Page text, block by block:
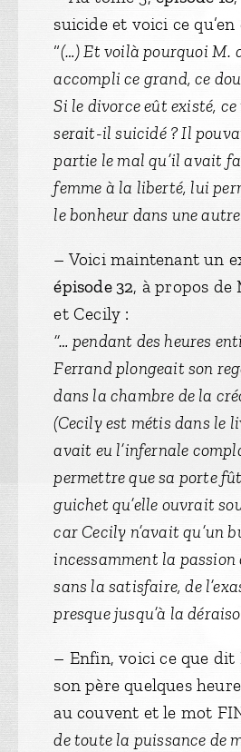
suicide et voici ce
“(…) Et voilà pourquoi M.
accompli ce grand, ce
Si le divorce eût existé,
serait-il suicidé ? Il
partie le mal qu’il avait
femme à la liberté, lui
le bonheur dans une
– Voici maintenant un
épisode 32, à propos
et Cecily :
“… pendant des heures
Ferrand plongeait son
dans la chambre de la
(Cecily est métis dans le
avait eu l’infernale
permettre que sa porte
guichet qu’elle ouvrait
car Cecily n’avait qu’un
incessamment la passion
sans la satisfaire, de
presque jusqu’à la
– Enfin, voici ce que dit
son père quelques
au couvent et le mot
de toute la puissance de